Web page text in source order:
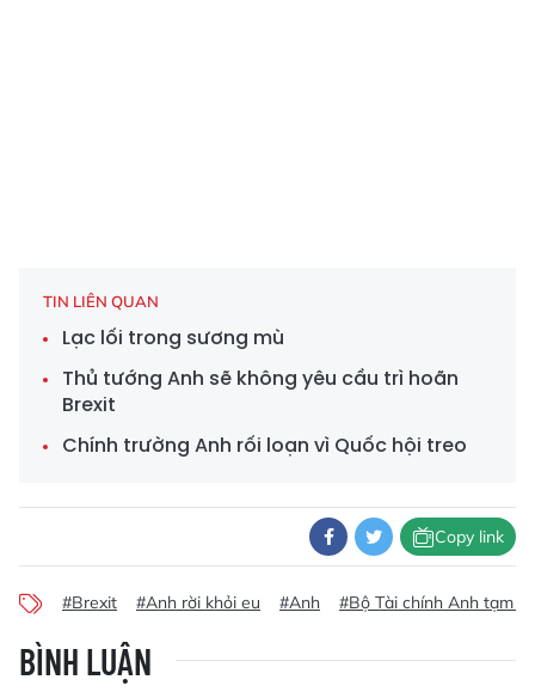
TIN LIÊN QUAN
Lạc lối trong sương mù
Thủ tướng Anh sẽ không yêu cầu trì hoãn
Brexit
Chính trường Anh rối loạn vì Quốc hội treo
Copy link
#Brexit #Anh rời khỏi eu #Anh #Bộ Tài chính Anh tạm
BÌNH LUẬN